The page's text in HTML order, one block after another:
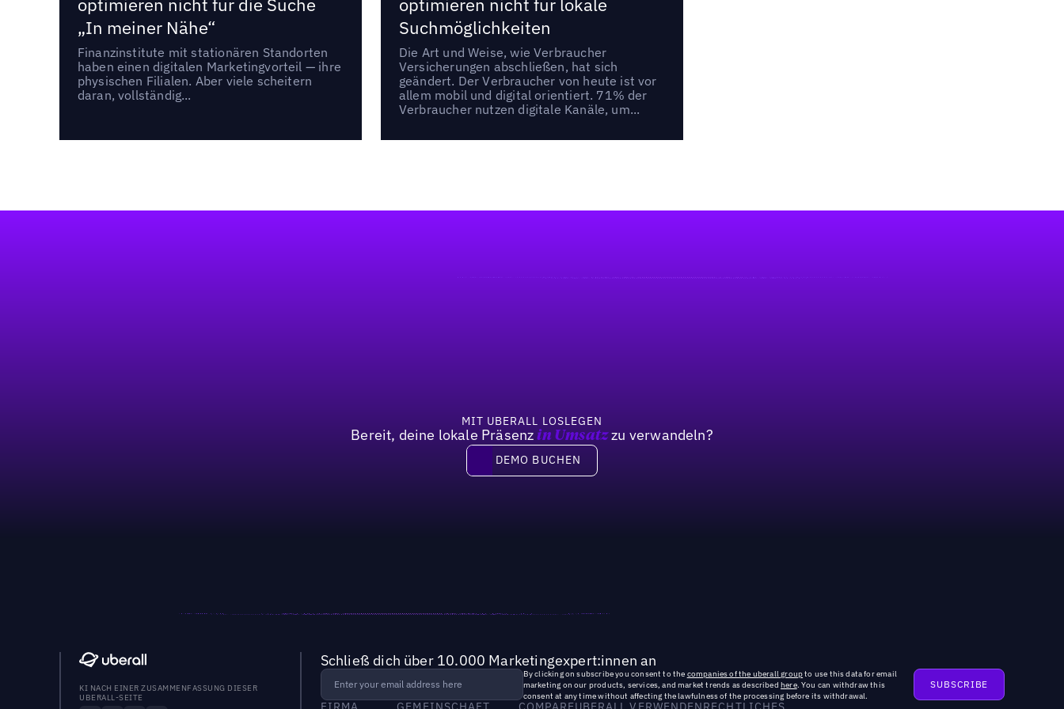
„In meiner Nähe“
Finanzinstitute mit stationären Standorten
haben einen digitalen Marketingvorteil — ihre
physischen Filialen. Aber viele scheitern
daran, vollständig...
Suchmöglichkeiten
Die Art und Weise, wie Verbraucher
Versicherungen abschließen, hat sich
geändert. Der Verbraucher von heute ist vor
allem mobil und digital orientiert. 71% der
Verbraucher nutzen digitale Kanäle, um...
MIT UBERALL LOSLEGEN
Bereit, deine lokale Präsenzin Umsatzzu verwandeln?
DEMO BUCHEN
DEMO BUCHEN
KI NACH EINER ZUSAMMENFASSUNG DIESER
UBERALL-SEITE
Schließ dich über 10.000 Marketingexpert:innen an
By clicking on subscribe you consent to the companies of the uberall groupto use this data for email
marketing on our products, services, and market trends as described here. You can withdraw this
consent at any time without affecting the lawfulness of the processing before its withdrawal.